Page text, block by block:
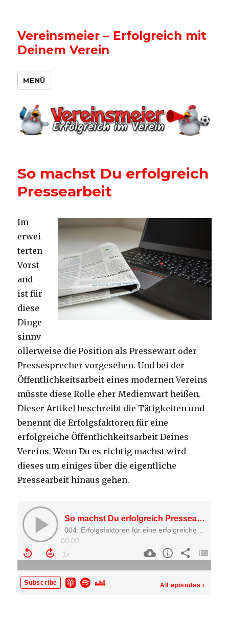
Vereinsmeier – Erfolgreich mit
Deinem Verein
MENÜ
So machst Du erfolgreich
Pressearbeit
Im
erwei
terten
Vorst
and
ist für
diese
Dinge
sinnv
ollerweise die Position als Pressewart oder
Pressesprecher vorgesehen. Und bei der
Öffentlichkeitsarbeit eines modernen Vereins
müsste diese Rolle eher Medienwart heißen.
Dieser Artikel beschreibt die Tätigkeiten und
benennt die Erfolgsfaktoren für eine
erfolgreiche Öffentlichkeitsarbeit Deines
Vereins. Wenn Du es richtig machst wird
dieses um einiges über die eigentliche
Pressearbeit hinaus gehen.